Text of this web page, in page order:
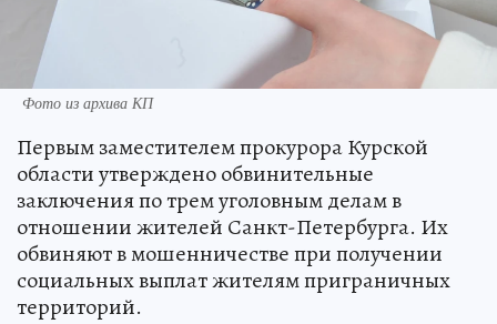
Фото из архива КП
Первым заместителем прокурора Курской
области утверждено обвинительные
заключения по трем уголовным делам в
отношении жителей Санкт-Петербурга. Их
обвиняют в мошенничестве при получении
социальных выплат жителям приграничных
территорий.